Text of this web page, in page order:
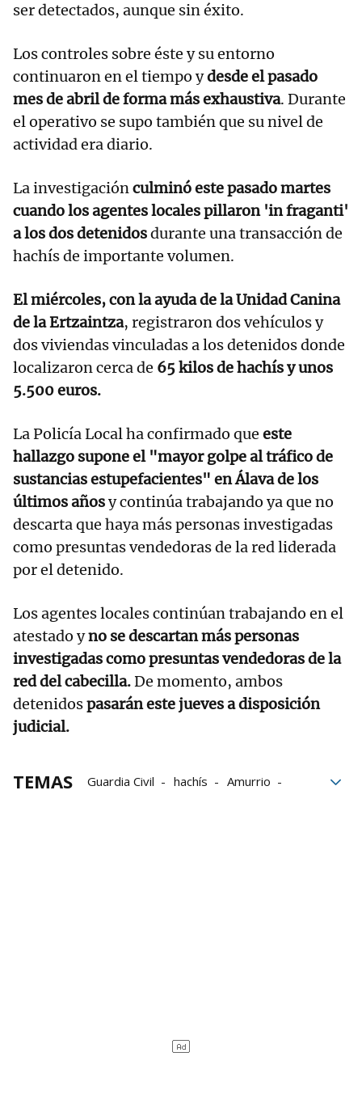
ser detectados, aunque sin éxito.
Los controles sobre éste y su entorno
continuaron en el tiempo ydesde el pasado
mes de abril de forma más exhaustiva. Durante
el operativo se supo también que su nivel de
actividad era diario.
La investigaciónculminó este pasado martes
cuando los agentes locales pillaron 'in fraganti'
a los dos detenidosdurante una transacción de
hachís de importante volumen.
El miércoles, con la ayuda de la Unidad Canina
de la Ertzaintza, registraron dos vehículos y
dos viviendas vinculadas a los detenidos donde
localizaron cerca de 65 kilos de hachís y unos
5.500 euros.
La Policía Local ha confirmado que este
hallazgo supone el "mayor golpe al tráfico de
sustancias estupefacientes" en Álava de los
últimos añosy continúa trabajando ya que no
descarta que haya más personas investigadas
como presuntas vendedoras de la red liderada
por el detenido.
Los agentes locales continúan trabajando en el
atestado yno se descartan más personas
investigadas como presuntas vendedoras de la
red del cabecilla.De momento, ambos
detenidospasarán este jueves a disposición
judicial.
TEMAS Guardia Civil hachís
Amurrio